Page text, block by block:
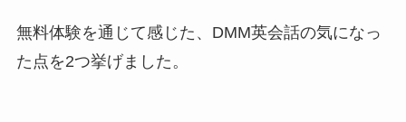
無料体験を通じて感じた、DMM英会話の気になっ
た点を2つ挙げました。